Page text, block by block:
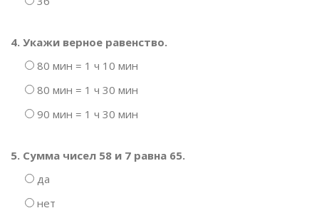
4. Укажи верное равенство.
80 мин = 1 ч 10 мин
80 мин = 1 ч 30 мин
90 мин = 1 ч 30 мин
5. Сумма чисел 58 и 7 равна 65.
да
нет